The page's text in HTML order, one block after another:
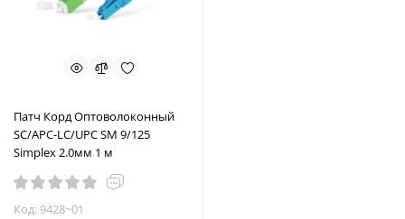
Патч Корд Оптоволоконный
SC/APC-LC/UPC SM 9/125
Simplex 2.0мм 1 м
Код: 9428~01